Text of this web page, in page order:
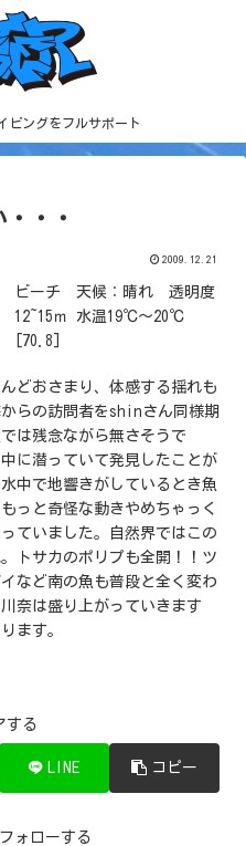
ビングをフルサポート
・・
2009.12.21
ビーチ 天候：晴れ 透明度
12~15ｍ 水温19℃～20℃
[70.8]
どおさまり、体感する揺れも
らの訪問者をshinさん同様期
は残念ながら無さそうで
に潜っていて発見したことが
中で地響きがしているとき魚
っと奇怪な動きやめちゃっく
ていました。自然界ではこの
トサカのポリプも全開！！ツ
など南の魚も普段と全く変わ
奈は盛り上がっていきます
ます。
する
LINE コピー
ォローする